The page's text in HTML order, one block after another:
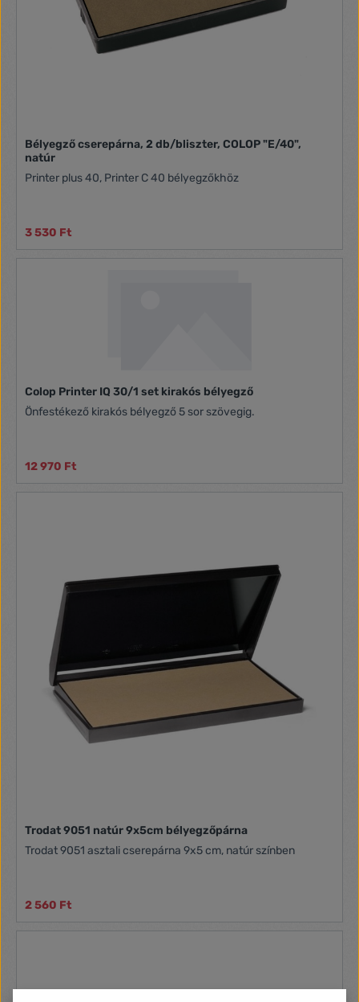
Bélyegző cserepárna, 2 db/bliszter, COLOP "E/40",
natúr
Printer plus 40, Printer C 40 bélyegzőkhöz
3 530 Ft
Colop Printer IQ 30/1 set kirakós bélyegző
Önfestékező kirakós bélyegző 5 sor szövegig.
12 970 Ft
Trodat 9051 natúr 9x5cm bélyegzőpárna
Trodat 9051 asztali cserepárna 9x5 cm, natúr színben
2 560 Ft